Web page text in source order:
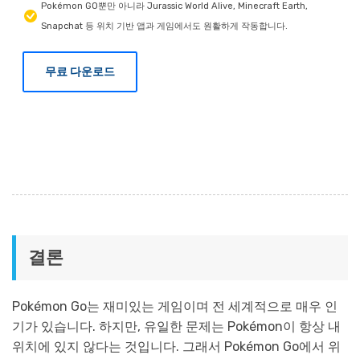
Pokémon GO뿐만 아니라 Jurassic World Alive, Minecraft Earth,
Snapchat 등 위치 기반 앱과 게임에서도 원활하게 작동합니다.
무료 다운로드
결론
Pokémon Go는 재미있는 게임이며 전 세계적으로 매우 인
기가 있습니다. 하지만, 유일한 문제는 Pokémon이 항상 내
위치에 있지 않다는 것입니다. 그래서 Pokémon Go에서 위